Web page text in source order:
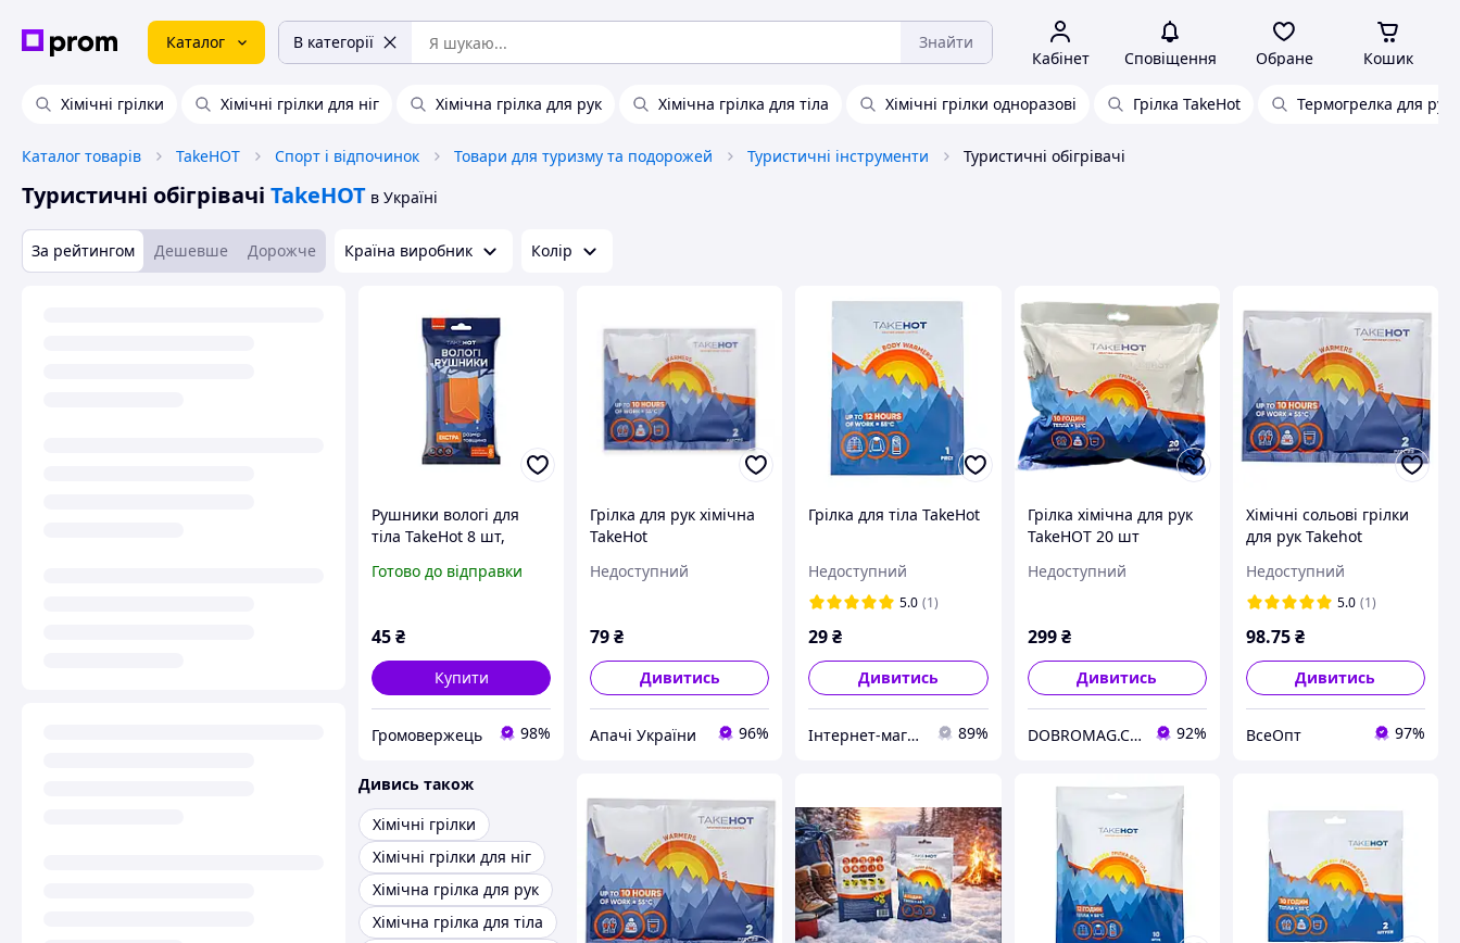
Каталог В категорії Знайти
Кабінет Сповіщення Обране Кошик
Хімічні грілки Хімічні грілки для ніг Хімічна грілка для рук Хімічна грілка для тіла Хімічні грілки одноразові Грілка TakeHot Термогрелка для рук
Каталог товарів TakeHOT Спорт і відпочинок Товари для туризму та подорожей Туристичні інструменти Туристичні обігрівачі
Туристичні обігрівачі TakeHOT в Україні
За рейтингом Дешевше Дорожче Країна виробник Колір
Рушники вологі для
тіла TakeHot 8 шт,
Готово до відправки
45₴
Купити
Громовержець 98%
Грілка для рук хімічна
TakeHot
Недоступний
79₴
Дивитись
Апачі України 96%
Грілка для тіла TakeHot
Недоступний
5.0 (1)
29₴
Дивитись
Інтернет-магазин "Мілітарка Воєнторг" 89%
Грілка хімічна для рук
TakeHOT 20 шт
Недоступний
299 ₴
Дивитись
DOBROMAG.COM.UA - ДОБРОМАГ 92%
Хімічні сольові грілки
для рук Takehot
ширина: 70 мм), 10
годин, 1 пара,
активного відпочинку
Недоступний
5.0 (1)
98.75₴
Дивитись
ВсеОпт 97%
Дивись також
Хімічні грілки
Хімічні грілки для ніг
Хімічна грілка для рук
Хімічна грілка для тіла